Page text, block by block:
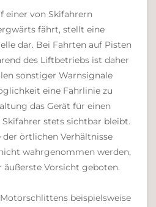
einer von Skifahrern
fährt, stellt eine
dar. Bei Fahrten auf Pisten
des Liftbetriebs ist daher
sonstiger Warnsignale
eine Fahrlinie zu
das Gerät für einen
stets sichtbar bleibt.
der örtlichen Verhältnisse
wahrgenommen werden,
äußerste Vorsicht geboten.
beispielsweise